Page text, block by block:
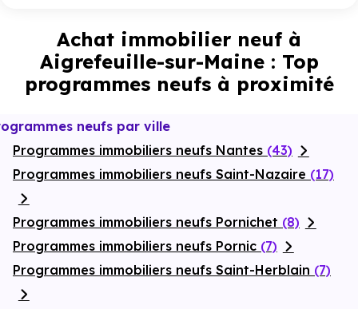
Achat immobilier neuf à
Aigrefeuille-sur-Maine : Top
programmes neufs à proximité
neufs par ville
Programmes immobiliers neufs Nantes (43)
Programmes immobiliers neufs Saint-Nazaire (17)
Programmes immobiliers neufs Pornichet (8)
Programmes immobiliers neufs Pornic (7)
Programmes immobiliers neufs Saint-Herblain (7)